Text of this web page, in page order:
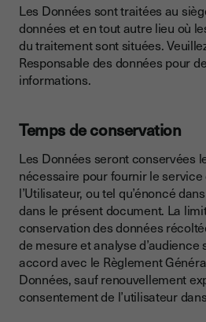
Les Données sont traitées au
données et en tout autre lieu où
du traitement sont situées.
Responsable des données pour
informations.
Temps de conservation
Les Données seront conservées
nécessaire pour fournir le
l’Utilisateur, ou tel qu’énoncé
dans le présent document. La
conservation des données
de mesure et analyse d’audience
accord avec le Règlement
Données, sauf renouvellement
consentement de l’utilisateur